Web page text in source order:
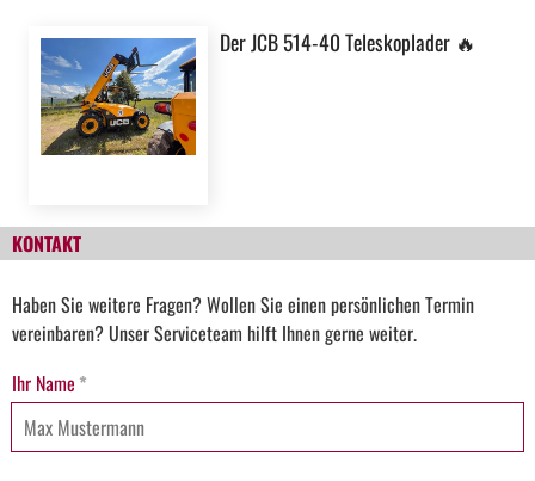
Der JCB 514-40 Teleskoplader 🔥
KONTAKT
Haben Sie weitere Fragen? Wollen Sie einen persönlichen Termin
vereinbaren? Unser Serviceteam hilft Ihnen gerne weiter.
Ihr Name *